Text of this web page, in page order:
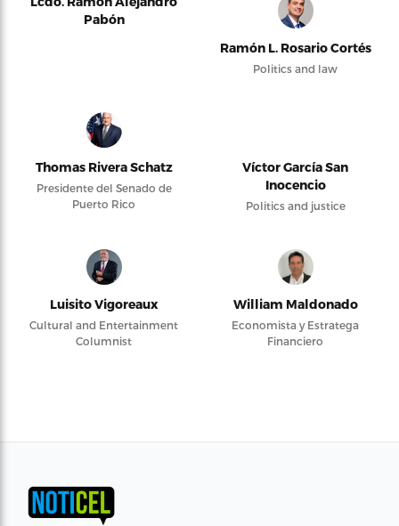
Pabón
Ramón L. Rosario Cortés
Politics and law
Thomas Rivera Schatz
Presidente del Senado de
Puerto Rico
Víctor García San
Inocencio
Politics and justice
Luisito Vigoreaux
Cultural and Entertainment
Columnist
William Maldonado
Economista y Estratega
Financiero